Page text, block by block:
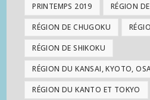
PRINTEMPS 2019 RÉGION
RÉGION DE CHUGOKU
RÉGION DE SHIKOKU
RÉGION DU KANSAI, KYOTO,
RÉGION DU KANTO ET TOKYO